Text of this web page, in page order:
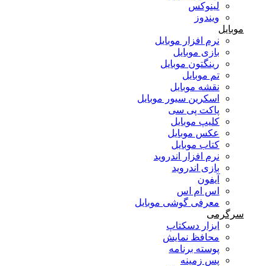
لینوکس
ویندوز
موبایل
نرم افزار موبایل
بازی موبایل
رینگتون موبایل
تم موبایل
نقشه موبایل
اسکرین سیور موبایل
پاکت پی سی
کلیپ موبایل
عکس موبایل
کتاب موبایل
نرم افزار اندروید
بازی اندروید
آیفون
اس ام اس
معرفی گوشی موبایل
سرگرمی
ابزار دسکتاپ
محافظ نمایش
پوسته برنامه
پس زمینه